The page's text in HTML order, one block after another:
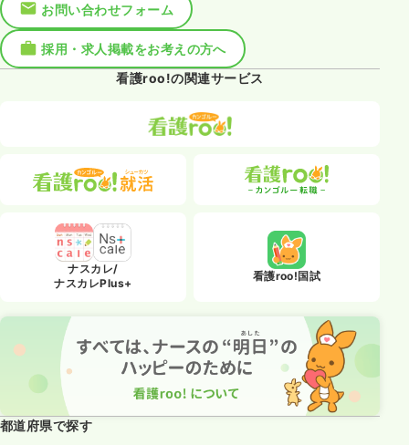
お問い合わせフォーム
採用・求人掲載をお考えの方へ
看護roo!の関連サービス
ナスカレ/
ナスカレPlus+
看護roo!国試
都道府県で探す